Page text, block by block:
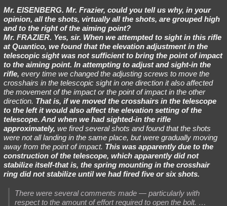
Mr. EISENBERG. Mr. Frazier, could you tell us why, in your
opinion, all the shots, virtually all the shots, are grouped high
and to the right of the aiming point?
Mr. FRAZIER. Yes, sir. When we attempted to sight in this rifle
at Quantico, we found that the elevation adjustment in the
telescopic sight was not sufficient to bring the point of impact
to the aiming point. In attempting to adjust and sight-in the
rifle, every time we changed the adjusting screws to move the
crosshairs in the telescopic sight in one direction it also affected
the movement of the impact or the point of impact in the other
direction. That is, if we moved the crosshairs in the telescope
to the left it would also affect the elevation setting of the
telescope. And when we had sighted-in the rifle
approximately, we fired several shots and found that the shots
were not all landing in the same place, but were gradually moving
away from the point of impact. This was apparently due to the
construction of the telescope, which apparently did not
stabilize itself-that is, the spring mounting in the crosshair
ring did not stabilize until we had fired five or six shots.
There were several comments made — particularly with
respect to the amount of effort required to open the bolt. …